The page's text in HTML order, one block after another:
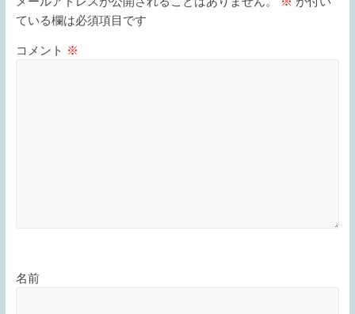
ている欄は必須項目です
コメント ※
名前